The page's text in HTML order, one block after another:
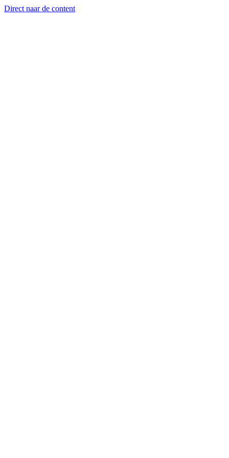
Direct naar de content